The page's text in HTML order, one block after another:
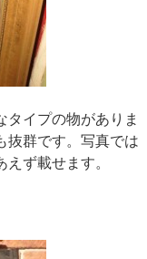
タイプの物がありま
抜群です。写真では
ず載せます。